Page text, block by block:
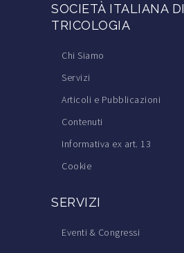
SOCIETÀ ITALIANA DI
TRICOLOGIA
Chi Siamo
Servizi
Articoli e Pubblicazioni
Contenuti
Informativa ex art. 13
Cookie
SERVIZI
Eventi & Congressi